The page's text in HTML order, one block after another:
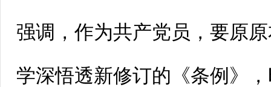
强调，作为共产党员，要原
学深悟透新修订的《条例》